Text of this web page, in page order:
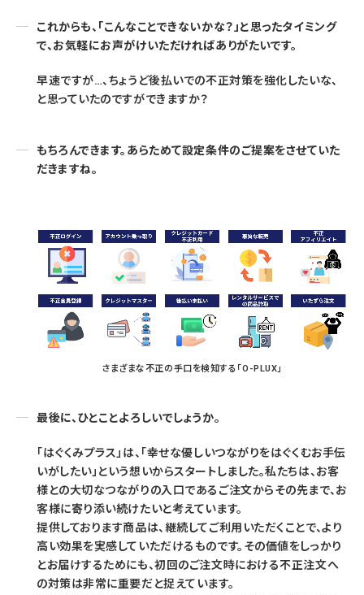
これからも、「こんなことできないかな？」と思ったタイミング
で、お気軽にお声がけいただければありがたいです。
早速ですが…、ちょうど後払いでの不正対策を強化したいな、
と思っていたのですができますか？
もちろんできます。あらためて設定条件のご提案をさせていた
だきますね。
さまざまな不正の手口を検知する「O-PLUX」
最後に、ひとことよろしいでしょうか。
「はぐくみプラス」は、「幸せな優しいつながりをはぐくむお手伝
いがしたい」という想いからスタートしました。私たちは、お客
様との大切なつながりの入口であるご注文からその先まで、お
客様に寄り添い続けたいと考えています。
提供しております商品は、継続してご利用いただくことで、より
高い効果を実感していただけるものです。その価値をしっかり
とお届けするためにも、初回のご注文時における不正注文へ
の対策は非常に重要だと捉えています。